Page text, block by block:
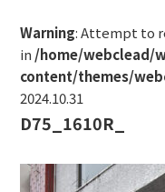
Warning: Attempt to
in /home/webclead/
content/themes/
2024.10.31
D75_1610R_